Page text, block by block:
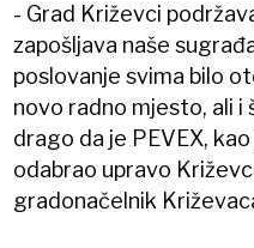
- Grad Križevci
zapošljava naše
poslovanje svima bilo
novo radno mjesto, ali i
drago da je PEVEX,
odabrao upravo
gradonačelnik